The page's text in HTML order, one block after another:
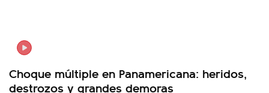
Choque múltiple en Panamericana: heridos,
destrozos y grandes demoras